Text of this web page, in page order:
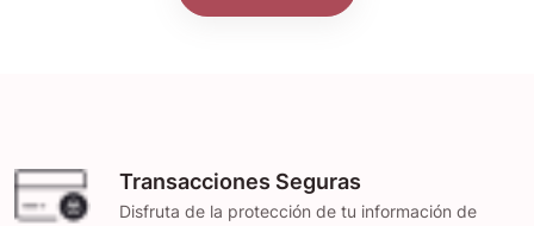
Transacciones Seguras
Disfruta de la protección de tu información de